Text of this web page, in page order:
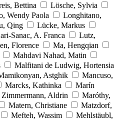
Bettina
Lösche, Sylvia
Wendy Paola
Longhitano,
Qing
Lücke, Markus
Sanac, A. Franca
Lutz,
Florence
Ma, Hengqian
Mahdavi Nahad, Matin
Malfitani de Ludwig, Hortensia
Astghik
Mancuso,
Marcks, Kathinka
Marín
Aldrin
Maróthy,
Matern, Christiane
Matzdorf,
Mefteh, Wassim
Mehlstäubl,